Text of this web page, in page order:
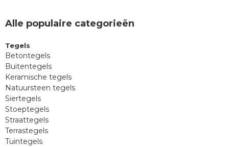
Alle populaire categorieën
Tegels
Betontegels
Buitentegels
Keramische tegels
Natuursteen tegels
Siertegels
Stoeptegels
Straattegels
Terrastegels
Tuintegels